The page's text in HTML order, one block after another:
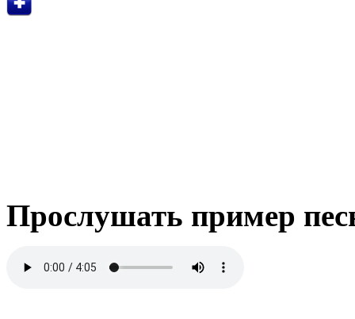
Прослушать пример